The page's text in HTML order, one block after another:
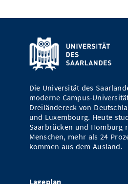
Die Universität des
moderne Campus-
Dreiländereck von
und Luxembourg. Heute
Saarbrücken und Homburg
Menschen, mehr als 24
kommen aus dem Ausland.
Lageplan